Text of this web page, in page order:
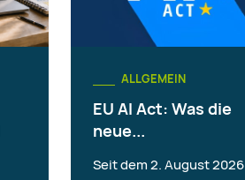
ALLGEMEIN
EU AI Act: Was die
neue...
Seit dem 2. August 2026